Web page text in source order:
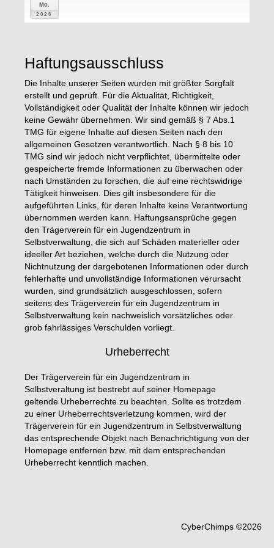
Mo.
2026
Haftungsausschluss
Die Inhalte unserer Seiten wurden mit größter Sorgfalt
erstellt und geprüft. Für die Aktualität, Richtigkeit,
Vollständigkeit oder Qualität der Inhalte können wir jedoch
keine Gewähr übernehmen. Wir sind gemäß § 7 Abs.1
TMG für eigene Inhalte auf diesen Seiten nach den
allgemeinen Gesetzen verantwortlich. Nach § 8 bis 10
TMG sind wir jedoch nicht verpflichtet, übermittelte oder
gespeicherte fremde Informationen zu überwachen oder
nach Umständen zu forschen, die auf eine rechtswidrige
Tätigkeit hinweisen. Dies gilt insbesondere für die
aufgeführten Links, für deren Inhalte keine Verantwortung
übernommen werden kann. Haftungsansprüche gegen
den Trägerverein für ein Jugendzentrum in
Selbstverwaltung, die sich auf Schäden materieller oder
ideeller Art beziehen, welche durch die Nutzung oder
Nichtnutzung der dargebotenen Informationen oder durch
fehlerhafte und unvollständige Informationen verursacht
wurden, sind grundsätzlich ausgeschlossen, sofern
seitens des Trägerverein für ein Jugendzentrum in
Selbstverwaltung kein nachweislich vorsätzliches oder
grob fahrlässiges Verschulden vorliegt.
Urheberrecht
Der Trägerverein für ein Jugendzentrum in
Selbstveraltung ist bestrebt auf seiner Homepage
geltende Urheberrechte zu beachten. Sollte es trotzdem
zu einer Urheberrechtsverletzung kommen, wird der
Trägerverein für ein Jugendzentrum in Selbstverwaltung
das entsprechende Objekt nach Benachrichtigung von der
Homepage entfernen bzw. mit dem entsprechenden
Urheberrecht kenntlich machen.
CyberChimps ©2026